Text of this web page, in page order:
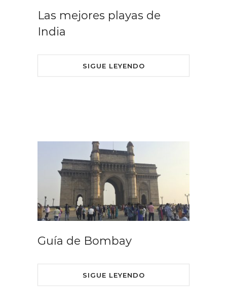
Las mejores playas de
India
SIGUE LEYENDO
Guía de Bombay
SIGUE LEYENDO